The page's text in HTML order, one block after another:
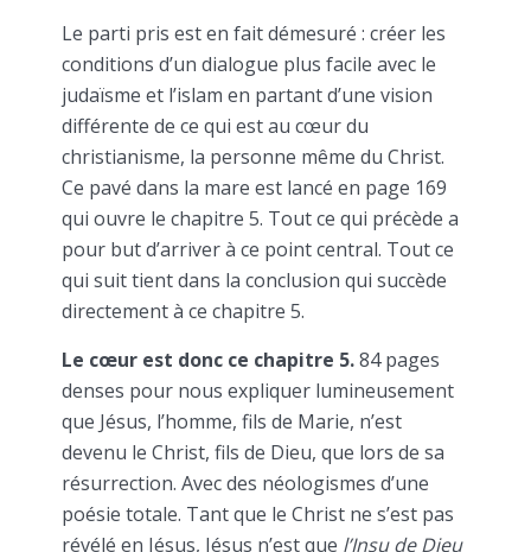
Le parti pris est en fait démesuré : créer les
conditions d’un dialogue plus facile avec le
judaïsme et l’islam en partant d’une vision
différente de ce qui est au cœur du
christianisme, la personne même du Christ.
Ce pavé dans la mare est lancé en page 169
qui ouvre le chapitre 5. Tout ce qui précède a
pour but d’arriver à ce point central. Tout ce
qui suit tient dans la conclusion qui succède
directement à ce chapitre 5.
Le cœur est donc ce chapitre 5.84 pages
denses pour nous expliquer lumineusement
que Jésus, l’homme, fils de Marie, n’est
devenu le Christ, fils de Dieu, que lors de sa
résurrection. Avec des néologismes d’une
poésie totale. Tant que le Christ ne s’est pas
révélé en Jésus, Jésus n’est que l’Insu de Dieu